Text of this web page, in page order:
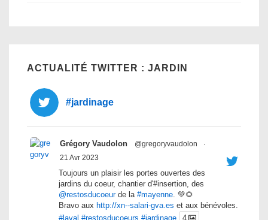
ACTUALITÉ TWITTER : JARDIN
#jardinage
Grégory Vaudolon @gregoryvaudolon
·
21 Avr 2023
Toujours un plaisir les portes ouvertes des
jardins du coeur, chantier d'#insertion, des
@restosducoeurde la #mayenne. 💚🌻
Bravo aux http://xn--salari-gva.es et aux bénévoles.